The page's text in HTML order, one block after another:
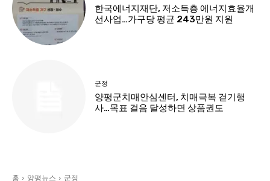
한국에너지재단, 저소득층 에너지효율개
선사업…가구당 평균 243만원 지원
군정
양평군치매안심센터, 치매극복 걷기행
사…목표 걸음 달성하면 상품권도